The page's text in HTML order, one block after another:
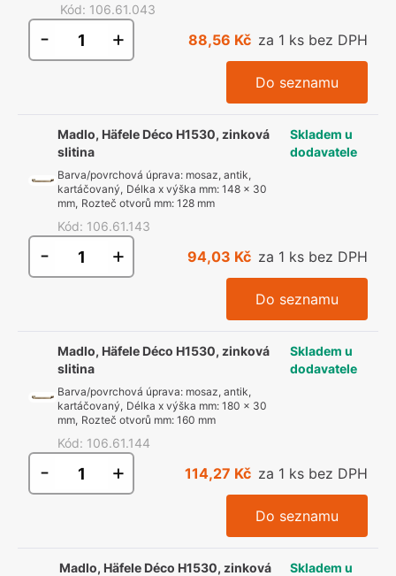
Kód: 106.61.043
- + 88,56 Kč za 1 ks bez DPH
Do seznamu
Madlo, Häfele Déco H1530, zinková
slitina
Barva/povrchová úprava: mosaz, antik,
kartáčovaný, Délka x výška mm:148 x 30
mm, Rozteč otvorů mm:128 mm
Kód: 106.61.143
Skladem u
dodavatele
- + 94,03 Kč za 1 ks bez DPH
Do seznamu
Madlo, Häfele Déco H1530, zinková
slitina
Barva/povrchová úprava: mosaz, antik,
kartáčovaný, Délka x výška mm:180 x 30
mm, Rozteč otvorů mm:160 mm
Kód: 106.61.144
Skladem u
dodavatele
- + 114,27 Kč za 1 ks bez DPH
Do seznamu
Madlo, Häfele Déco H1530, zinková
Skladem u